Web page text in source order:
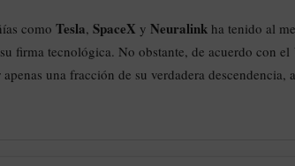
como Tesla, SpaceX y Neuralink ha tenido al
firma tecnológica. No obstante, de acuerdo con el
una fracción de su verdadera